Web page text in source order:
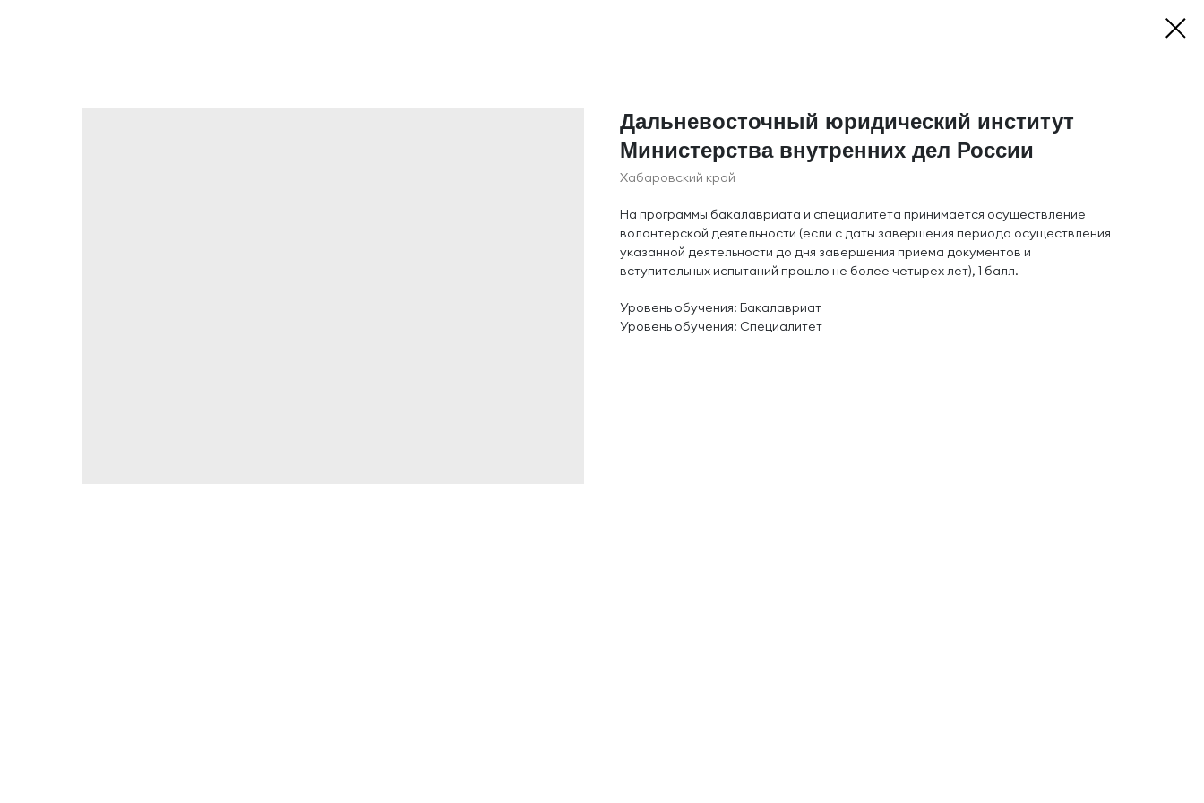
Дальневосточный юридический институт
Министерства внутренних дел России
Хабаровский край
На программы бакалавриата и специалитета принимается осуществление
волонтерской деятельности (если с даты завершения периода осуществления
указанной деятельности до дня завершения приема документов и
вступительных испытаний прошло не более четырех лет), 1 балл.
Уровень обучения: Бакалавриат
Уровень обучения: Специалитет